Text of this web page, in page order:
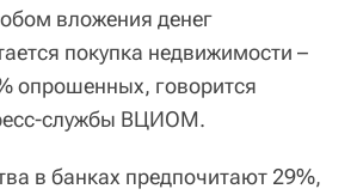
вложения денег
покупка недвижимости –
опрошенных, говорится
службы ВЦИОМ.
в банках предпочитают 29%,